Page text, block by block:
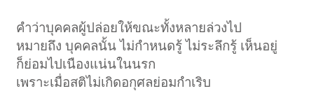
คำว่าบุคคลผู้ปล่อยให้ขณะทั้งหลายล่วงไป
หมายถึง บุคคลนั้น ไม่กำหนดรู้ ไม่ระลึกรู้ เห็นอยู่
ก็ย่อมไปเนืองแน่นในนรก
เพราะเมื่อสติไม่เกิดอกุศลย่อมกำเริบ